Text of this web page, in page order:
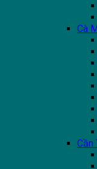
Cà
Cần